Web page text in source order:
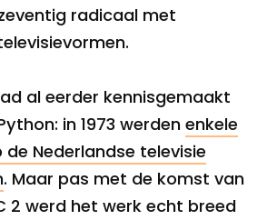
radicaal met
al eerder kennisgemaakt
in 1973 werden enkele
Nederlandse televisie
. Maar pas met de komst van
2 werd het werk echt breed